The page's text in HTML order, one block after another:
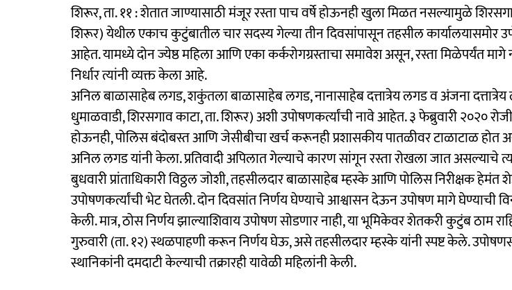
शिरूर, ता. ११ : शेतात जाण्यासाठी मंजूर रस्ता पाच वर्षे होऊनही खुला मिळत नसल्यामुळे
शिरूर) येथील एकाच कुटुंबातील चार सदस्य गेल्या तीन दिवसांपासून तहसील कार्यालयासमोर
आहेत. यामध्ये दोन ज्येष्ठ महिला आणि एका कर्करोगग्रस्ताचा समावेश असून, रस्ता मिळेपर्यंत मागे
निर्धार त्यांनी व्यक्त केला आहे.
अनिल बाळासाहेब लगड, शकुंतला बाळासाहेब लगड, नानासाहेब दत्तात्रेय लगड व अंजना दत्तात्रेय
धुमाळवाडी, शिरसगाव काटा, ता. शिरूर) अशी उपोषणकर्त्यांची नावे आहेत. ३ फेब्रुवारी २०२०
होऊनही, पोलिस बंदोबस्त आणि जेसीबीचा खर्च करूनही प्रशासकीय पातळीवर टाळाटाळ होत
अनिल लगड यांनी केला. प्रतिवादी अपिलात गेल्याचे कारण सांगून रस्ता रोखला जात असल्याचे
बुधवारी प्रांताधिकारी विठ्ठल जोशी, तहसीलदार बाळासाहेब म्हस्के आणि पोलिस निरीक्षक हेमंत
उपोषणकर्त्यांची भेट घेतली. दोन दिवसांत निर्णय घेण्याचे आश्वासन देऊन उपोषण मागे घेण्याची
केली. मात्र, ठोस निर्णय झाल्याशिवाय उपोषण सोडणार नाही, या भूमिकेवर शेतकरी कुटुंब ठाम
गुरुवारी (ता. १२) स्थळपाहणी करून निर्णय घेऊ, असे तहसीलदार म्हस्के यांनी स्पष्ट केले.
स्थानिकांनी दमदाटी केल्याची तक्रारही यावेळी महिलांनी केली.